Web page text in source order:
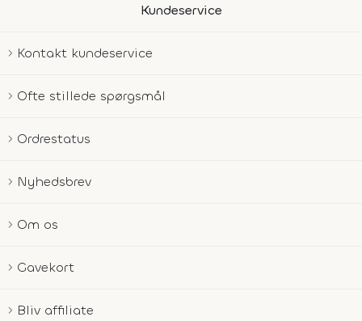
Kundeservice
Kontakt kundeservice
Ofte stillede spørgsmål
Ordrestatus
Nyhedsbrev
Om os
Gavekort
Bliv affiliate